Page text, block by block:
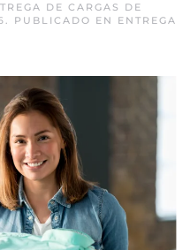
DE CARGAS DE
. PUBLICADO EN ENTREGA